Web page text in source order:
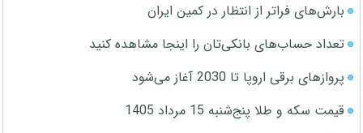
بارش‌های فراتر از انتظار در کمین ایران
تعداد حساب‌های بانکی‌تان را اینجا مشاهده کنید
پروازهای برقی اروپا تا 2030 آغاز می‌شود
قیمت سکه و طلا پنج‌شنبه 15 مرداد 1405